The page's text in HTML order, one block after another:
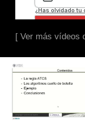
[ Ver más vídeos